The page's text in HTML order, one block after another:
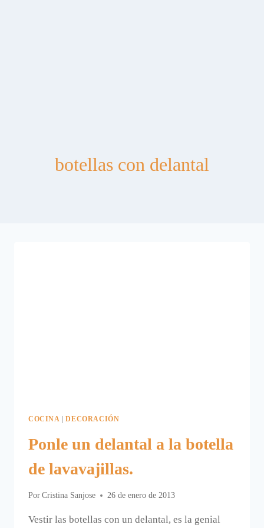
botellas con delantal
COCINA |DECORACIÓN
Ponle un delantal a la botella
de lavavajillas.
Por Cristina Sanjose 26 de enero de 2013
Vestir las botellas con un delantal, es la genial